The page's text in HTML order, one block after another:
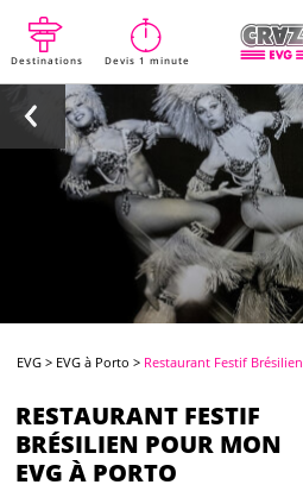
Destinations Devis 1 minute
EVG > EVG à Porto > Restaurant Festif Brésilien
RESTAURANT FESTIF
BRÉSILIEN POUR MON
EVG À PORTO